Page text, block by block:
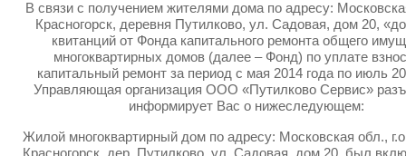
В связи с получением жителями дома по адресу:
Красногорск, деревня Путилково, ул. Садовая, дом 20,
квитанций от Фонда капитального ремонта общего
многоквартирных домов (далее – Фонд) по уплате
капитальный ремонт за период с мая 2014 года по июль
Управляющая организация ООО «Путилково Сервис»
информирует Вас о нижеследующем:
Жилой многоквартирный дом по адресу: Московская обл.,